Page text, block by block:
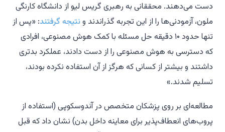
دست می‌دهند. محققانی به رهبری گریس لیو از دانشگاه کارنگی
ملون، آزمودنی‌ها را از این تجربه گذراندند و نتیجه گرفتند: «پس از
تنها حدود ۱۰ دقیقه حل مسئله با کمک هوش مصنوعی، افرادی
که دسترسی به هوش مصنوعی را از دست دادند، عملکرد بدتری
داشتند و بیشتر از کسانی که هرگز از آن استفاده نکرده بودند،
تسلیم شدند.»
مطالعه‌ای بر روی پزشکان متخصص در آندوسکوپی (استفاده از
پروب‌های انعطاف‌پذیر برای معاینه داخل بدن) نشان داد که قبل